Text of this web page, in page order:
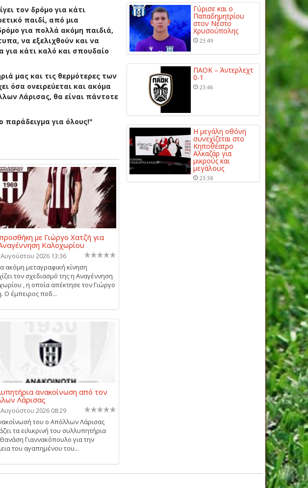
τον δρόμο για κάτι
παιδί, από μια
για πολλά ακόμη παιδιά,
να εξελιχθούν και να
κάτι καλό και σπουδαίο
μας και τις θερμότερες των
όσα ονειρεύεται και ακόμα
Λάρισας, θα είναι πάντοτε
παράδειγμα για όλους!"
με Γιώργο Χατζή για
Καλοχωρίου
2026 13:36
ακόμη μεταγραφική κίνηση
τον σχεδιασμό της η Αναγέννηση
, η οποία απέκτησε τον Γιώργο
Ο έμπειρος ποδ...
ανακοίνωση από τον
Λάρισας
2026 08:29
του ο Απόλλων Λάρισας
τα ειλικρινή του συλλυπητήρια
Γιαννακόπουλο για την
του αγαπημένου του...
Γύρισε και ο
Παπαδημητρίου
στον Νέστο
Χρυσούπολης
23:49
ΠΑΟΚ – Άντερλεχτ
0-1
23:46
Η μεγάλη οθόνη
συνεχίζεται στο
Κηποθέατρο
Αλκαζάρ για
μικρούς και
μεγάλους
23:38